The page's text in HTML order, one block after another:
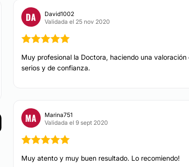
en la realización
a seguir para
de Madrid. Contamos
y tenemos a su
los cuales apoyan
Aumento
DERMATOLOGÍA
DA
David1002
Validada el 25 nov 2020
Muy profesional la Doctora, haciendo una
serios y de confianza.
MA
Marina751
Validada el 9 sept 2020
Muy atento y muy buen resultado. Lo recomiendo!